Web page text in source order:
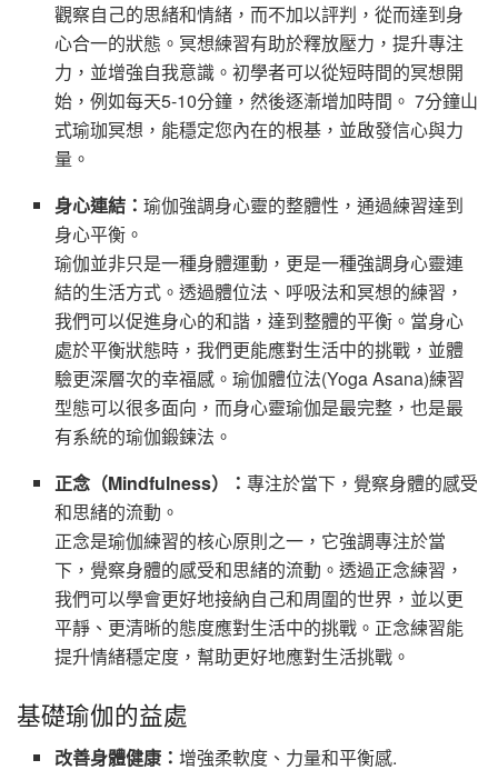
觀察自己的思緒和情緒，而不加以評判，從而達到身
心合一的狀態。冥想練習有助於釋放壓力，提升專注
力，並增強自我意識。初學者可以從短時間的冥想開
始，例如每天5-10分鐘，然後逐漸增加時間。 7分鐘山
式瑜珈冥想，能穩定您內在的根基，並啟發信心與力
量。
身心連結：瑜伽強調身心靈的整體性，通過練習達到
身心平衡。
瑜伽並非只是一種身體運動，更是一種強調身心靈連
結的生活方式。透過體位法、呼吸法和冥想的練習，
我們可以促進身心的和諧，達到整體的平衡。當身心
處於平衡狀態時，我們更能應對生活中的挑戰，並體
驗更深層次的幸福感。瑜伽體位法(Yoga Asana)練習
型態可以很多面向，而身心靈瑜伽是最完整，也是最
有系統的瑜伽鍛鍊法。
正念（Mindfulness）：專注於當下，覺察身體的感受
和思緒的流動。
正念是瑜伽練習的核心原則之一，它強調專注於當
下，覺察身體的感受和思緒的流動。透過正念練習，
我們可以學會更好地接納自己和周圍的世界，並以更
平靜、更清晰的態度應對生活中的挑戰。正念練習能
提升情緒穩定度，幫助更好地應對生活挑戰。
基礎瑜伽的益處
改善身體健康：增強柔軟度、力量和平衡感.